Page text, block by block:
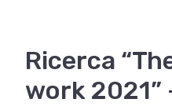
Ricerca
work 2021”